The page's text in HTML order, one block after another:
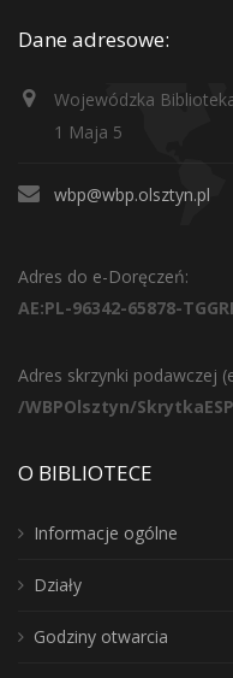
Dane adresowe:
Wojewódzka
1 Maja 5
wbp@wbp.olsztyn.pl
Adres do e-Doręczeń:
AE:PL-96342-65878-
Adres skrzynki podawczej
/WBPOlsztyn/SkrytkaESP
O BIBLIOTECE
Informacje ogólne
Działy
Godziny otwarcia